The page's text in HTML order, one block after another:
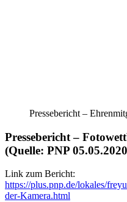
Pressebericht –
Pressebericht –
(Quelle: PNP
Link zum Bericht:
https://plus.pnp.de/lokales/
der-Kamera.html